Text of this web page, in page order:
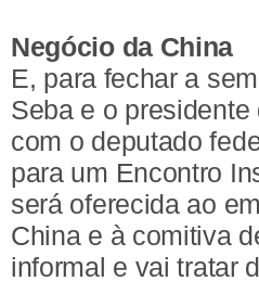
Negócio da China
E, para fechar a
Seba e o
com o deputado
para um Encontro
será oferecida ao
China e à comitiva
informal e vai tratar